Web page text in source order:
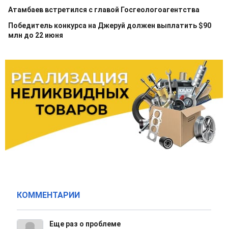
Атамбаев встретился с главой Госгеологоагентства
Победитель конкурса на Джеруй должен выплатить $90
млн до 22 июня
КОММЕНТАРИИ
Еще раз о проблеме